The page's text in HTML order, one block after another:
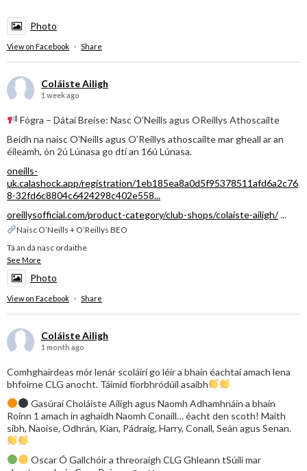
Photo
View on Facebook · Share
Coláiste Ailigh
1 week ago
Fógra – Dátaí Breise: Nasc O’Neills agus OReillys Athoscailte
Beidh na naisc O’Neills agus O’Reillys athoscailte mar gheall ar an
éileamh, ón 2ú Lúnasa go dtí an 16ú Lúnasa.
oneills-
uk.calashock.app/registration/1eb185ea8a0d5f95378511afd6a2c76
8-32fd6c8804c6424298c402e558...
oreillysofficial.com/product-category/club-shops/colaiste-ailigh/
Naisc O’Neills + O’Reillys BEO
Tá an dá nasc ordaithe
...
See More
Photo
View on Facebook · Share
Coláiste Ailigh
1 month ago
Comhghairdeas mór lenár scoláirí go léir a bhain éachtaí amach lena
bhfoirne CLG anocht. Táimid fíorbhródúil asaibh
Gasúraí Choláiste Ailigh agus Naomh Adhamhnáin a bhain
Roinn 1 amach in aghaidh Naomh Conaill… éacht den scoth! Maith
sibh, Naoise, Odhrán, Kian, Pádraig, Harry, Conall, Seán agus Senan.
Oscar Ó Gallchóir a threoraigh CLG Ghleann tSúilí mar